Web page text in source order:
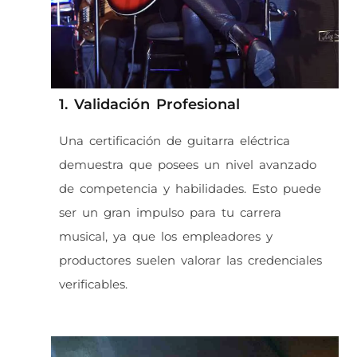
1. Validación Profesional
Una certificación de guitarra eléctrica
demuestra que posees un nivel avanzado
de competencia y habilidades. Esto puede
ser un gran impulso para tu carrera
musical, ya que los empleadores y
productores suelen valorar las credenciales
verificables.